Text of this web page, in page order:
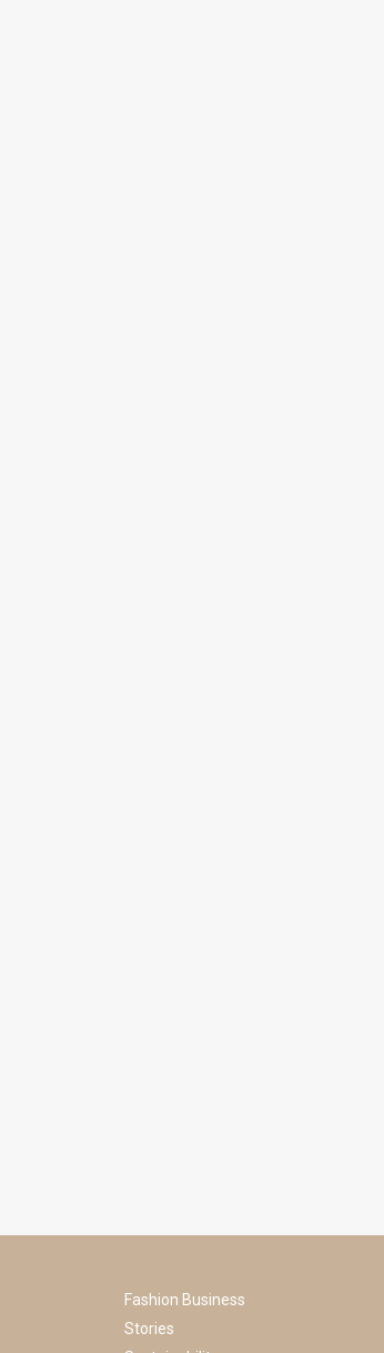
Fashion Business
Stories